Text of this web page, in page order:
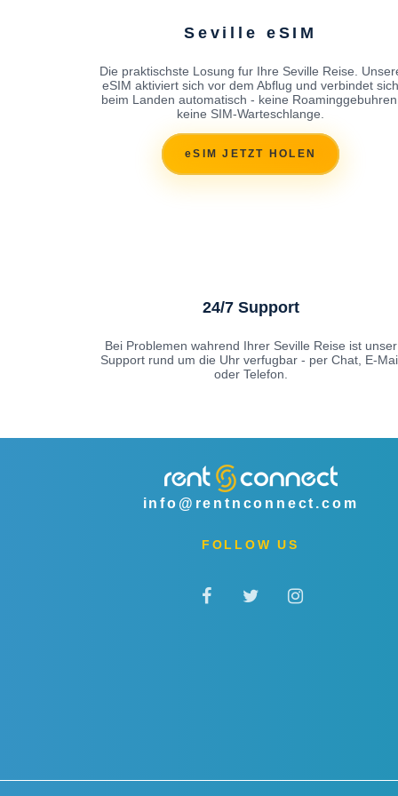
Seville eSIM
Die praktischste Losung fur Ihre Seville Reise.
eSIM aktiviert sich vor dem Abflug und verbindet sich
beim Landen automatisch - keine
keine SIM-Warteschlange.
eSIM JETZT HOLEN
24/7 Support
Bei Problemen wahrend Ihrer Seville Reise ist unser
Support rund um die Uhr verfugbar - per Chat, E-
oder Telefon.
info@rentnconnect.com
FOLLOW US